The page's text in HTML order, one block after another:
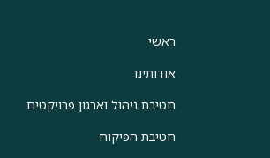
ראשי
אודותינו
חטיבת ניהול וארגון פרויקטים
חטיבת הפיקוח